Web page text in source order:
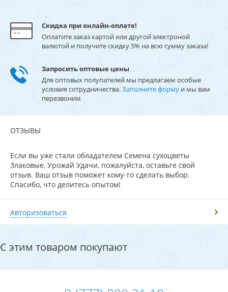
Скидка при онлайн-оплате!
Оплатите заказ картой или другой электроной
валютой и получите скидку 5% на всю сумму заказа!
Запросить оптовые цены
Для оптовых полупателей мы предлагаем особые
условия сотрудничества.Заполните форму и мы вам
перезвоним
ОТЗЫВЫ
Если вы уже стали обладателем Семена сухоцветы
Злаковые, Урожай Удачи, пожалуйста, оставьте свой
отзыв. Ваш отзыв поможет кому-то сделать выбор.
Спасибо, что делитесь опытом!
Авторизоваться
С этим товаром покупают